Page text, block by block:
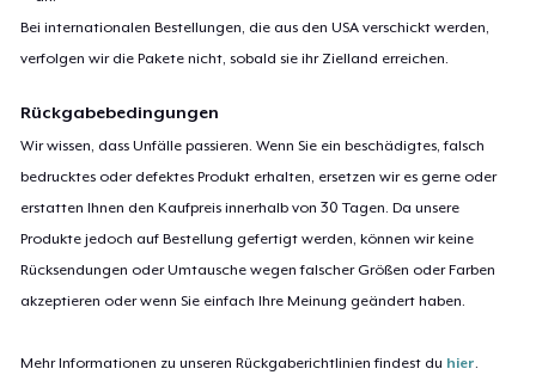
Bei internationalen Bestellungen, die aus den USA verschickt werden,
verfolgen wir die Pakete nicht, sobald sie ihr Zielland erreichen.
Rückgabebedingungen
Wir wissen, dass Unfälle passieren. Wenn Sie ein beschädigtes, falsch
bedrucktes oder defektes Produkt erhalten, ersetzen wir es gerne oder
erstatten Ihnen den Kaufpreis innerhalb von 30 Tagen. Da unsere
Produkte jedoch auf Bestellung gefertigt werden, können wir keine
Rücksendungen oder Umtausche wegen falscher Größen oder Farben
akzeptieren oder wenn Sie einfach Ihre Meinung geändert haben.
Mehr Informationen zu unseren Rückgaberichtlinien findest du hier